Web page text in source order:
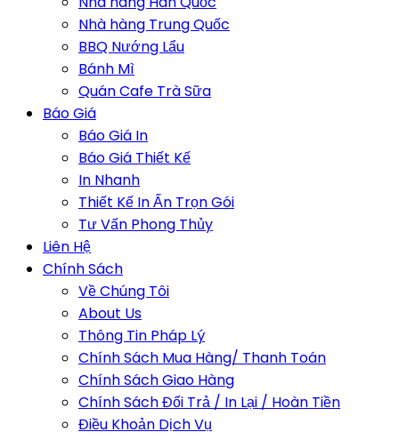
Nhà hàng Trung Quốc
BBQ Nướng Lẩu
Bánh Mì
Quán Cafe Trà Sữa
Báo Giá
Báo Giá In
Báo Giá Thiết Kế
In Nhanh
Thiết Kế In Ấn Trọn Gói
Tư Vấn Phong Thủy
Liên Hệ
Chính Sách
Về Chúng Tôi
About Us
Thông Tin Pháp Lý
Chính Sách Mua Hàng/ Thanh Toán
Chính Sách Giao Hàng
Chính Sách Đổi Trả / In Lại / Hoàn Tiền
Điều Khoản Dịch Vụ